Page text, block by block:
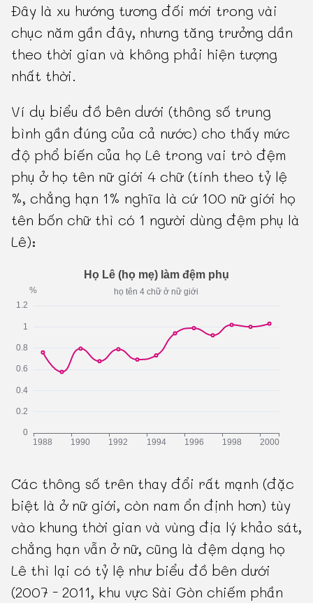
Đây là xu hướng tương đối mới trong vài
chục năm gần đây, nhưng tăng trưởng dần
theo thời gian và không phải hiện tượng
nhất thời.
Ví dụ biểu đồ bên dưới (thông số trung
bình gần đúng của cả nước) cho thấy mức
độ phổ biến của họ Lê trong vai trò đệm
phụ ở họ tên nữ giới 4 chữ (tính theo tỷ lệ
%, chẳng hạn 1% nghĩa là cứ 100 nữ giới họ
tên bốn chữ thì có 1 người dùng đệm phụ là
Lê):
Các thông số trên thay đổi rất mạnh (đặc
biệt là ở nữ giới, còn nam ổn định hơn) tùy
vào khung thời gian và vùng địa lý khảo sát,
chẳng hạn vẫn ở nữ, cũng là đệm dạng họ
Lê thì lại có tỷ lệ như biểu đồ bên dưới
(2007 - 2011, khu vực Sài Gòn chiếm phần